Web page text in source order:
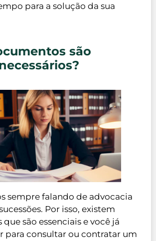
para a solução da sua
são
sempre falando de advocacia
Por isso, existem
são essenciais e você já
para consultar ou contratar um